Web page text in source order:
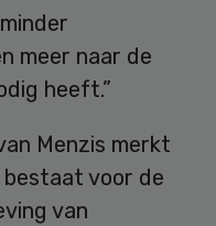
meer naar de
heeft.”
Menzis merkt
voor de
van